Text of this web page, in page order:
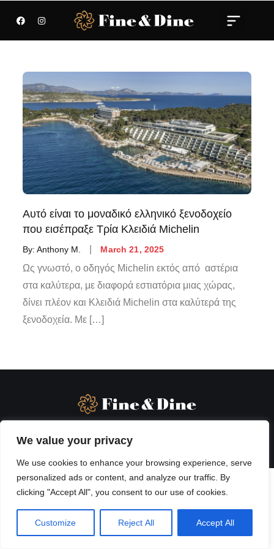
We value your privacy
We use cookies to enhance your browsing experience, serve
personalized ads or content, and analyze our traffic. By
clicking "Accept All", you consent to our use of cookies.
Customize Reject All Accept All
Αυτό είναι το μοναδικό ελληνικό ξενοδοχείο
που εισέπραξε Τρία Κλειδιά Michelin
By:Anthony M. March 21, 2025
Ως γνωστό, ο οδηγός Michelin εκτός από αστέρια
στα καλύτερα, με διαφορά εστιατόρια μιας χώρας,
δίνει πλέον και Κλειδιά Michelin στα καλύτερά της
ξενοδοχεία. Με […]